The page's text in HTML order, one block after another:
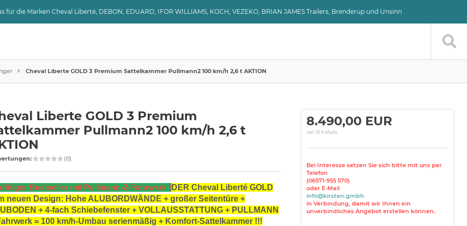
die Marken Cheval Liberté, DEBON, EDUARD, IFOR WILLIAMS, KOCH, VEZEKO, BRIAN JAMES Trailers, Brenderup und Unsinn
Cheval Liberte GOLD 3 Premium Sattelkammer Pullmann2 100 km/h 2,6 t AKTION
Liberte GOLD 3 Premium
Pullmann2 100 km/h 2,6 t
(0)
Bestseller mit Pullmann-2-Fahrwerk ! DER Cheval Liberté GOLD
neuen Design: Hohe ALUBORDWÄNDE + großer Seitentüre +
+ 4-fach Schiebefenster + VOLLAUSSTATTUNG + PULLMANN
= 100 km/h-Umbau serienmäßig + Komfort-Sattelkammer !!!
8.490,00 EUR
inkl. 19 % MwSt.
Bei Interesse setzen Sie sich bitte mit uns per
Telefon
(06571-955 570)
oder E-Mail
info@kirsten.gmbh
in Verbindung, damit wir Ihnen ein
unverbindliches Angebot erstellen können.